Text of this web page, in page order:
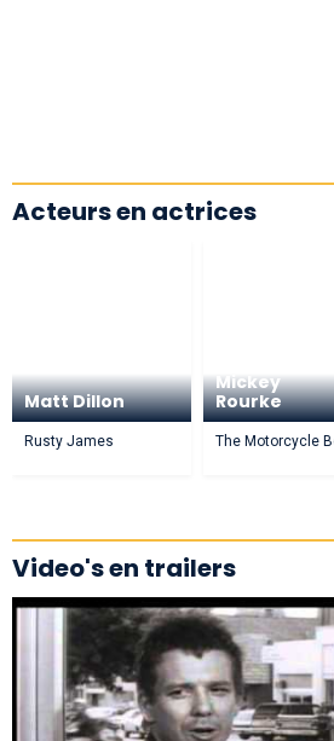
Acteurs en actrices
Matt Dillon
Rusty James
Mickey
Rourke
The Motorcycle
Video's en trailers